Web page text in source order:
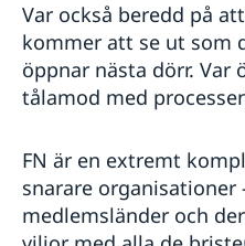
Var också beredd på
kommer att se ut som
öppnar nästa dörr. Var
tålamod med
FN är en extremt
snarare organisationer
medlemsländer och